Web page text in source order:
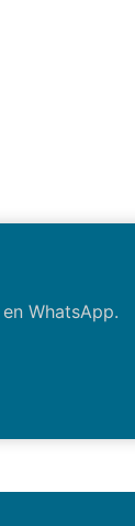
WhatsApp.